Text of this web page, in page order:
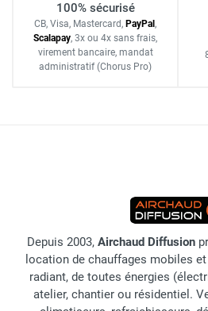
100% sécurisé
CB, Visa, Mastercard, PayPal ,
Scalapay, 3x ou 4x sans frais,
virement bancaire, mandat
administratif (Chorus Pro)
Depuis 2003, Airchaud Diffusion
location de chauffages mobiles
radiant, de toutes énergies
atelier, chantier ou résidentiel.